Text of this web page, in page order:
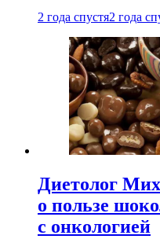
2 года спустя2 года
Диетолог
о пользе
с онкологией